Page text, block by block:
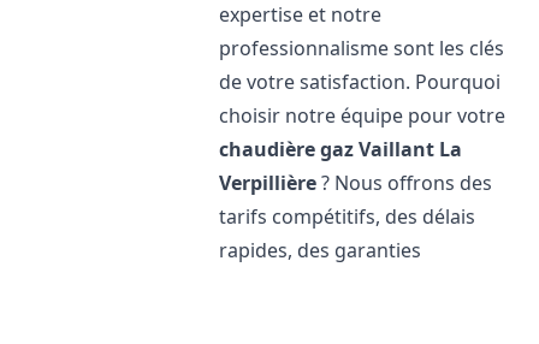
expertise et notre
professionnalisme sont les clés
de votre satisfaction. Pourquoi
choisir notre équipe pour votre
chaudière gaz Vaillant La
Verpillière? Nous offrons des
tarifs compétitifs, des délais
rapides, des garanties